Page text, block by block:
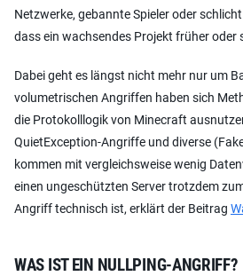
Netzwerke, gebannte Spieler oder
dass ein wachsendes Projekt früher oder
Dabei geht es längst nicht mehr nur um
volumetrischen Angriffen haben sich
die Protokolllogik von Minecraft
QuietException-Angriffe und diverse
kommen mit vergleichsweise wenig
einen ungeschützten Server trotzdem
Angriff technisch ist, erklärt der Beitrag
WAS IST EIN NULLPING-ANGRIFF?